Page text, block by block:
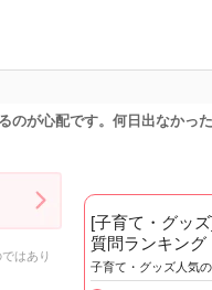
のが心配です。何日出なかっ
はあり
[子育て・グッ
質問ランキング
子育て・グッズ人気